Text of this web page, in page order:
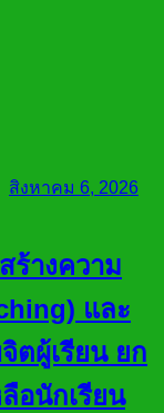
สิงหาคม 6, 2026
ร้างความ
และ
ตผู้เรียน ยก
อนักเรียน